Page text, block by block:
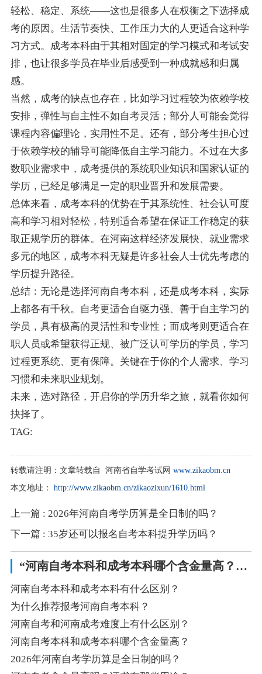
轻松、稳定、系统——这也是很多人在权衡之下选择成
考的原因。生活节奏快、工作压力大的人更适合这种学
习方式。成考本科由于其相对固定的学习模式和考试安
排，也让很多学员在毕业后感受到一种成就感和归属
感。
当然，成考的缺点也存在，比如学习过程较为依赖学校
安排，弹性与自主性不如自考灵活；部分人可能会觉得
课程内容偏理论，实用性不足。还有，部分考生担心过
于依赖学校的辅导可能降低自主学习能力。不过在大多
数职业需求中，成考提供的系统职业知识和国家认证的
学历，已经足够满足一定的职业晋升和发展需要。
总体来看，成考本科的优势在于其系统性、社会认可度
高和学习相对轻松，特别适合希望在保证工作稳定的获
取正规学历的群体。在河南这样经济发展快、就业需求
多元的地区，成考本科无疑是许多社会人士优先考虑的
学历提升路径。
总结：无论是选择河南自考本科，还是成考本科，实际
上都各有千秋。自考更适合自驱力强、善于自主学习的
学员，具有极高的灵活性和专业性；而成考则更适合在
职人员或希望获得正规、被广泛认可学历的学员，学习
过程更系统、更有保障。关键在于你的个人需求、学习
习惯和未来职业规划。
未来，选对路径，开启你的学历升华之旅，就看你如何
抉择了。
TAG:
转载请注明： 文章转载自 河南省自学考试网 www.zikaobm.cn
本文地址：
http://www.zikaobm.cn/zikaozixun/1610.html
上一篇 : 2026年河南自考学历算是全日制的吗？
下一篇 : 35岁还可以报名自考本科提升学历吗？
“河南自考本科和成考本科哪个含金量高？”相关阅读
河南自考本科和成考本科有什么区别？
为什么推荐报考河南自考本科？
河南自考和河南成考难度上有什么区别？
河南自考本科和成考本科哪个含金量高？
2026年河南自考学历算是全日制的吗？